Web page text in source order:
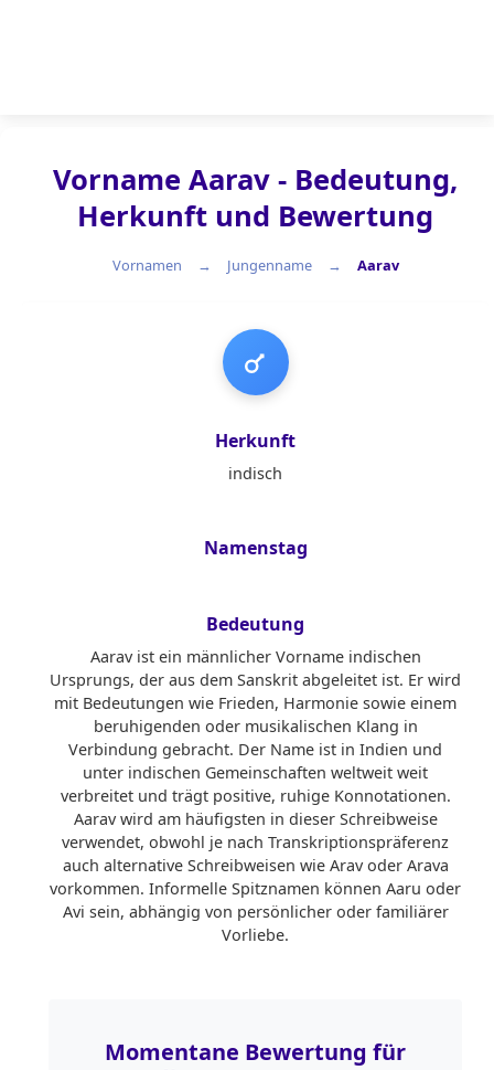
Vorname Aarav - Bedeutung,
Herkunft und Bewertung
Vornamen Jungenname Aarav
Jungenname
Herkunft
indisch
Namenstag
Bedeutung
Aarav ist ein männlicher Vorname indischen
Ursprungs, der aus dem Sanskrit abgeleitet ist. Er wird
mit Bedeutungen wie Frieden, Harmonie sowie einem
beruhigenden oder musikalischen Klang in
Verbindung gebracht. Der Name ist in Indien und
unter indischen Gemeinschaften weltweit weit
verbreitet und trägt positive, ruhige Konnotationen.
Aarav wird am häufigsten in dieser Schreibweise
verwendet, obwohl je nach Transkriptionspräferenz
auch alternative Schreibweisen wie Arav oder Arava
vorkommen. Informelle Spitznamen können Aaru oder
Avi sein, abhängig von persönlicher oder familiärer
Vorliebe.
Momentane Bewertung für